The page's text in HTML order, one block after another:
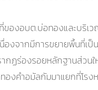
องอบต.บ่อทองและบริเ
องจากมีการขยายพื้นที่เ
กฏร่องรอยหลักฐานส่วน
องคำอมัลกัมมาแยกที่โรง